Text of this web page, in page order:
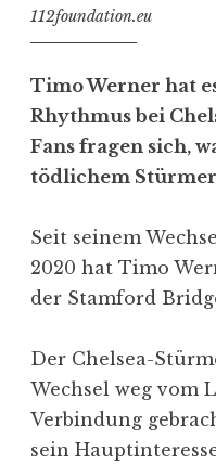
112foundation.eu
Timo Werner hat
Rhythmus bei
Fans fragen sich,
tödlichem
Seit seinem
2020 hat Timo
der Stamford
Der Chelsea-
Wechsel weg vom
Verbindung
sein